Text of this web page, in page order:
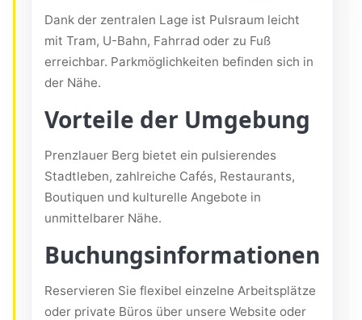
Dank der zentralen Lage ist Pulsraum leicht
mit Tram, U-Bahn, Fahrrad oder zu Fuß
erreichbar. Parkmöglichkeiten befinden sich in
der Nähe.
Vorteile der Umgebung
Prenzlauer Berg bietet ein pulsierendes
Stadtleben, zahlreiche Cafés, Restaurants,
Boutiquen und kulturelle Angebote in
unmittelbarer Nähe.
Buchungsinformationen
Reservieren Sie flexibel einzelne Arbeitsplätze
oder private Büros über unsere Website oder